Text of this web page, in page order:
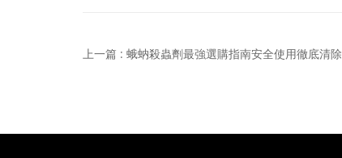
上一篇 : 蛾蚋殺蟲劑最強選購指南安全使用徹底清除